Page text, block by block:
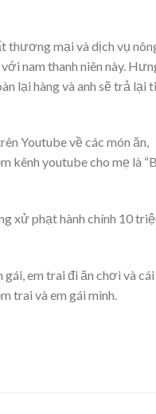
thương mại và dịch vụ
nam thanh niên này.
lại hàng và anh sẽ trả lại
Youtube về các món ăn,
kênh youtube cho mẹ là
xử phạt hành chính 10
em trai đi ăn chơi và cái
trai và em gái mình.